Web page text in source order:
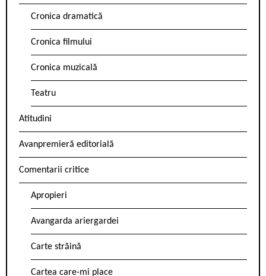
Cronica dramatică
Cronica filmului
Cronica muzicală
Teatru
Atitudini
Avanpremieră editorială
Comentarii critice
Apropieri
Avangarda ariergardei
Carte străină
Cartea care-mi place